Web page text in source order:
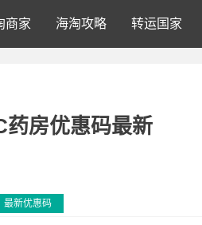
商家 海淘攻略 转运国家
药房优惠码最新
最新优惠码